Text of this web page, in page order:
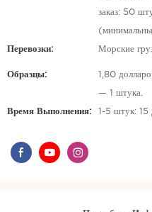
заказ: 50
Перевозки: Морские
Образцы: 1,80
— 1 штука.
Время Выполнения: 1-5 штук: 15